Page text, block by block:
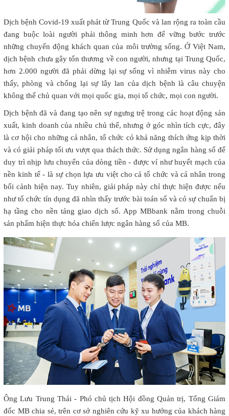
Dịch bệnh Covid-19 xuất phát từ Trung Quốc và lan rộng ra toàn cầu
đang buộc loài người phải thông minh hơn để vững bước trước
những chuyển động khách quan của môi trường sống. Ở Việt Nam,
dịch bệnh chưa gây tổn thương về con người, nhưng tại Trung Quốc,
hơn 2.000 người đã phải dừng lại sự sống vì nhiễm virus này cho
thấy, phòng và chống lại sự lây lan của dịch bệnh là câu chuyện
không thể chủ quan với mọi quốc gia, mọi tổ chức, mọi con người.
Dịch bệnh đã và đang tạo nên sự ngưng trệ trong các hoạt động sản
xuất, kinh doanh của nhiều chủ thể, nhưng ở góc nhìn tích cực, đây
là cơ hội cho những cá nhân, tổ chức có khả năng thích ứng kịp thời
và có giải pháp tối ưu vượt qua thách thức. Sử dụng ngân hàng số để
duy trì nhịp lưu chuyển của dòng tiền - được ví như huyết mạch của
nền kinh tế - là sự chọn lựa ưu việt cho cả tổ chức và cá nhân trong
bối cảnh hiện nay. Tuy nhiên, giải pháp này chỉ thực hiện được nếu
như tổ chức tín dụng đã nhìn thấy trước bài toán số và có sự chuẩn bị
hạ tầng cho nền tảng giao dịch số. App MBbank nằm trong chuỗi
sản phẩm hiện thực hóa chiến lược ngân hàng số của MB.
Ông Lưu Trung Thái - Phó chủ tịch Hội đồng Quản trị, Tổng Giám
đốc MB chia sẻ, trên cơ sở nghiên cứu kỹ xu hướng của khách hàng